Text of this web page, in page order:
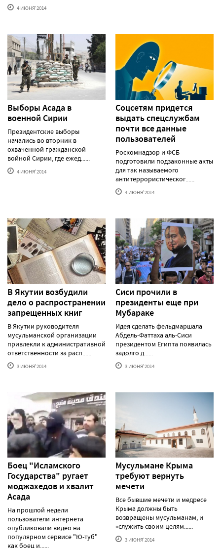
4 ИЮНЯ'2014
Выборы Асада в
военной Сирии
Президентские выборы
начались во вторник в
охваченной гражданской
войной Сирии, где ежед......
4 ИЮНЯ'2014
Соцсетям придется
выдать спецслужбам
почти все данные
пользователей
Роскомнадзор и ФСБ
подготовили подзаконные акты
для так называемого
антитеррористическог......
4 ИЮНЯ'2014
В Якутии возбудили
дело о распространении
запрещенных книг
В Якутии руководителя
мусульманской организации
привлекли к административной
ответственности за расп......
3 ИЮНЯ'2014
Сиси прочили в
президенты еще при
Мубараке
Идея сделать фельдмаршала
Абдель-Фаттаха аль-Сиси
президентом Египта появилась
задолго д......
3 ИЮНЯ'2014
Боец "Исламского
Государства" ругает
моджахедов и хвалит
Асада
На прошлой недели
пользователи интернета
опубликовали видео на
популярном сервисе "Ю-туб"
как боец и......
Мусульмане Крыма
требуют вернуть
мечети
Все бывшие мечети и медресе
Крыма должны быть
возвращены мусульманам, и
«служить своим целям......
3 ИЮНЯ'2014